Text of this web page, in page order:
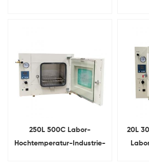
250L 500C Labor-
Hochtemperatur-Industrie-
20L